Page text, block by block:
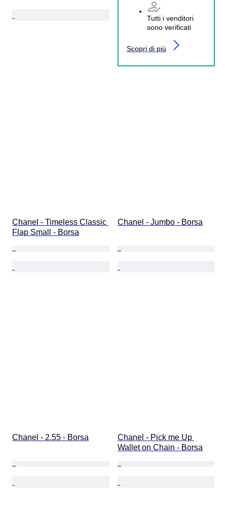
Tutti i venditori
sono verificati
Scopri di più
Chanel - Timeless Classic
Flap Small - Borsa
Chanel - Jumbo - Borsa
Chanel - 2.55 - Borsa
Chanel - Pick me Up
Wallet on Chain - Borsa